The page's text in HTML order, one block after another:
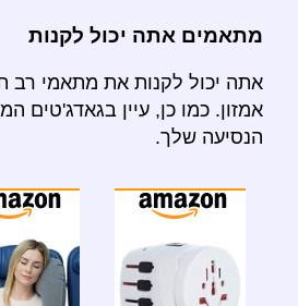
מתאמים אתה יכול לקנות
אתה יכול לקנות את מתאמי רב
אמזון. כמו כן, עיין בגאדג'טים
הנסיעה שלך.